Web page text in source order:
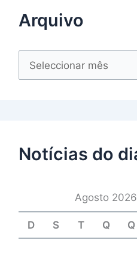
Arquivo
Notícias do
Agosto 2026
D S T Q Q